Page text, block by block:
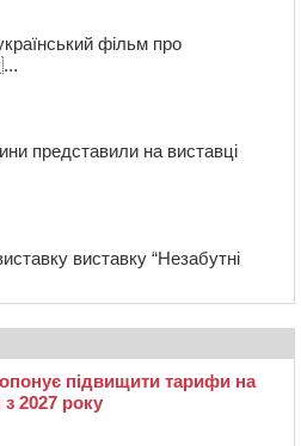
фільм про
представили на виставці
виставку “Незабутні
підвищити тарифи на
2027 року